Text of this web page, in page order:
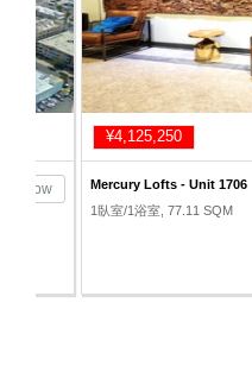
Now
¥4,125,250
Mercury Lofts - Unit 1706
1臥室/1浴室, 77.11 SQM